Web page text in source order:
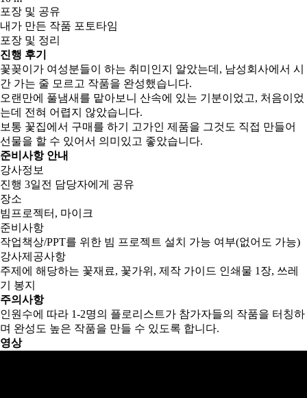
포장 및 공유
내가 만든 작품 포토타임
포장 및 정리
진행 후기
꽃꽂이가 여성분들이 하는 취미인지 알았는데, 남성회사에서 시
간 가는 줄 모르고 작품을 완성했습니다.
오랜만에 풀냄새를 맡아보니 산속에 있는 기분이었고, 처음이었
는데 전혀 어렵지 않았습니다.
보통 꽃집에서 구매를 하기 고가인 제품을 그것도 직접 만들어
선물을 할 수 있어서 의미있고 좋았습니다.
준비사항 안내
강사정보
진행 3일전 담당자에게 공유
장소
빔프로젝터, 마이크
준비사항
작업책상/PPT를 위한 빔 프로젝트 설치 가능 여부(없어도 가능)
강사제공사항
주제에 해당하는 꽃재료, 꽃가위, 제작 가이드 인쇄물 1장, 쓰레
기 봉지
주의사항
인원수에 따라 1-2명의 플로리스트가 참가자들의 작품을 터칭하
며 완성도 높은 작품을 만들 수 있도록 합니다.
영상